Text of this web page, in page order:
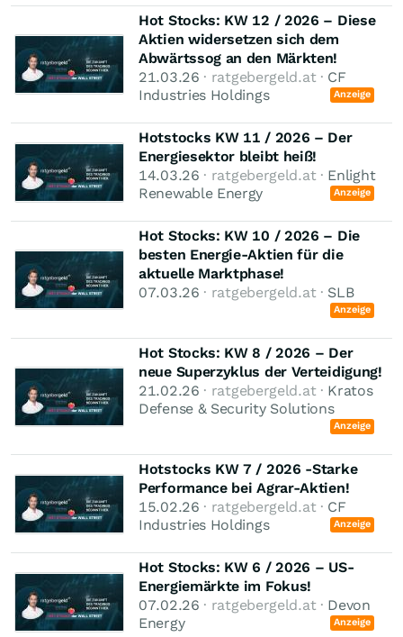
Hot Stocks: KW 12 / 2026 – Diese
Aktien widersetzen sich dem
Abwärtssog an den Märkten!
21.03.26 · ratgebergeld.at · CF
Industries Holdings
Anzeige
Hotstocks KW 11 / 2026 – Der
Energiesektor bleibt heiß!
14.03.26 · ratgebergeld.at · Enlight
Renewable Energy
Anzeige
Hot Stocks: KW 10 / 2026 – Die
besten Energie-Aktien für die
aktuelle Marktphase!
07.03.26 · ratgebergeld.at · SLB
Anzeige
Hot Stocks: KW 8 / 2026 – Der
neue Superzyklus der Verteidigung!
21.02.26 · ratgebergeld.at · Kratos
Defense & Security Solutions
Anzeige
Hotstocks KW 7 / 2026 -Starke
Performance bei Agrar-Aktien!
15.02.26 · ratgebergeld.at · CF
Industries Holdings
Anzeige
Hot Stocks: KW 6 / 2026 – US-
Energiemärkte im Fokus!
07.02.26 · ratgebergeld.at · Devon
Energy
Anzeige